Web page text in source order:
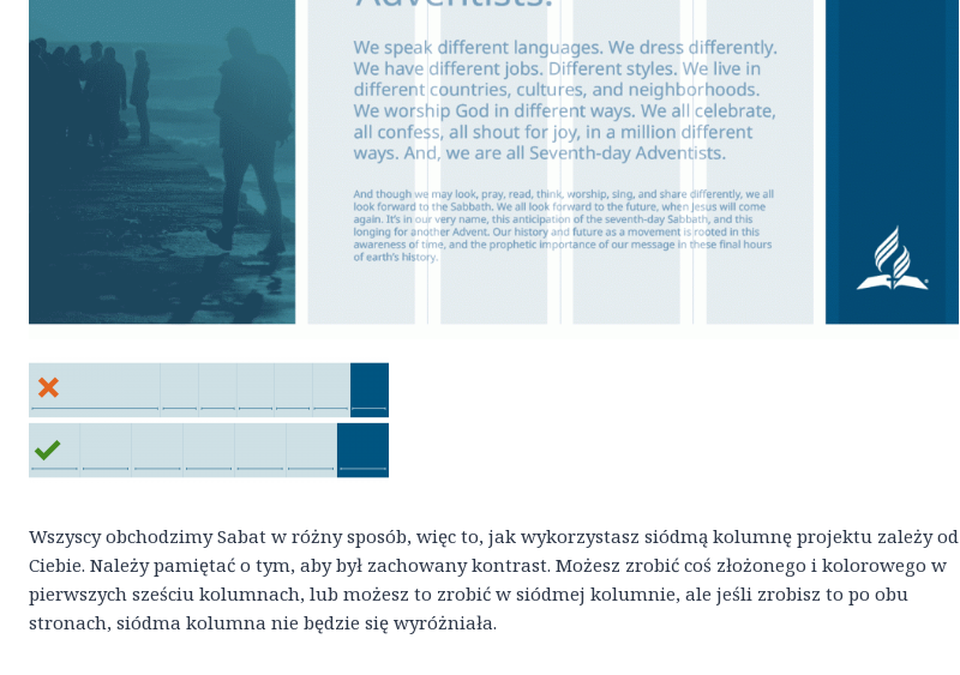
Wszyscy obchodzimy Sabat w różny sposób, więc to, jak wykorzystasz siódmą kolumnę projektu zależy od
Ciebie. Należy pamiętać o tym, aby był zachowany kontrast. Możesz zrobić coś złożonego i kolorowego w
pierwszych sześciu kolumnach, lub możesz to zrobić w siódmej kolumnie, ale jeśli zrobisz to po obu
stronach, siódma kolumna nie będzie się wyróżniała.